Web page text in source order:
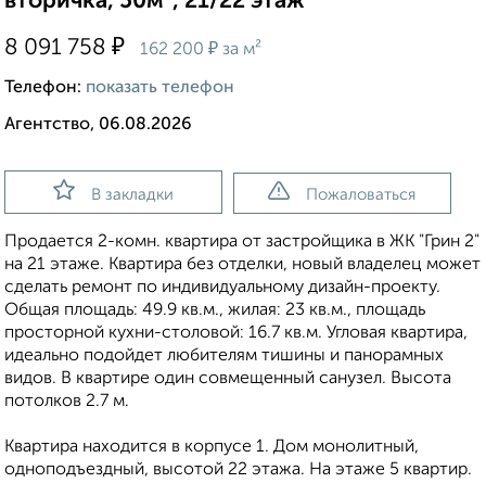
8 091 758 ₽ 162 200 ₽ за м²
Телефон: показать телефон
Агентство, 06.08.2026
В закладки Пожаловаться
Продается 2-комн. квартира от застройщика в ЖК "Грин 2"
на 21 этаже. Квартира без отделки, новый владелец может
сделать ремонт по индивидуальному дизайн-проекту.
Общая площадь: 49.9 кв.м., жилая: 23 кв.м., площадь
просторной кухни-столовой: 16.7 кв.м. Угловая квартира,
идеально подойдет любителям тишины и панорамных
видов. В квартире один совмещенный санузел. Высота
потолков 2.7 м.
Квартира находится в корпусе 1. Дом монолитный,
одноподъездный, высотой 22 этажа. На этаже 5 квартир.